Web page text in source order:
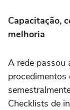
Capacitação,
melhoria
A rede passou
Checklists de